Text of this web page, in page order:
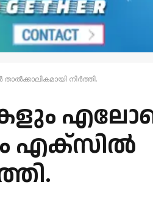
നിർത്തി.
എക്‌സിൽ